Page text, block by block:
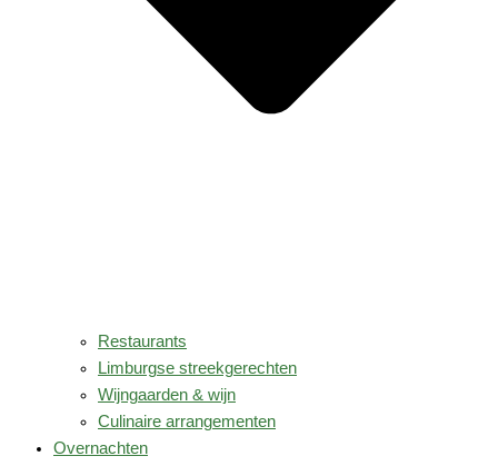
Restaurants
Limburgse streekgerechten
Wijngaarden & wijn
Culinaire arrangementen
Overnachten